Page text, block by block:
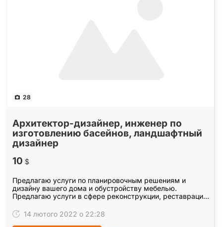
28
Архитектор-дизайнер, инженер по
изготовлению басейнов, ландшафтный
дизайнер
10 $
Предлагаю услуги по планировочным решениям и
дизайну вашего дома и обустройству мебелью.
Предлагаю услуги в сфере реконструкции, реставрации,
14 лютого 2022 о 22:28